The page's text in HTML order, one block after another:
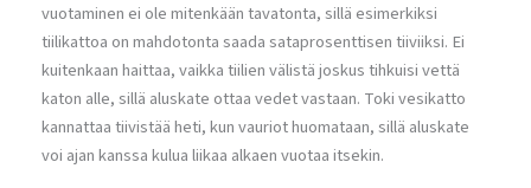
vuotaminen ei ole mitenkään tavatonta, sillä esimerkiksi
tiilikattoa on mahdotonta saada sataprosenttisen tiiviiksi. Ei
kuitenkaan haittaa, vaikka tiilien välistä joskus tihkuisi vettä
katon alle, sillä aluskate ottaa vedet vastaan. Toki vesikatto
kannattaa tiivistää heti, kun vauriot huomataan, sillä aluskate
voi ajan kanssa kulua liikaa alkaen vuotaa itsekin.